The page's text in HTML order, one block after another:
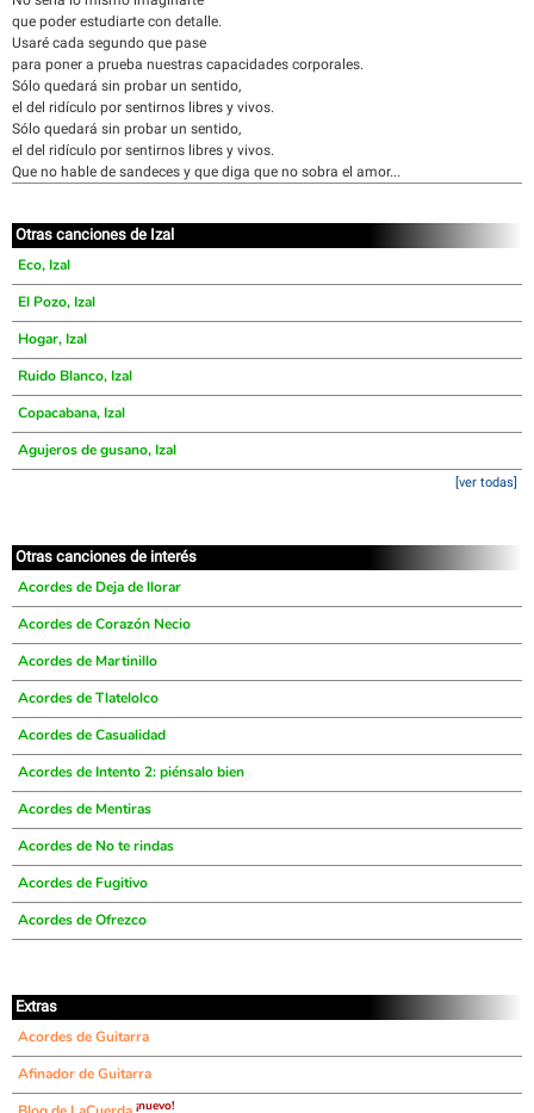
que poder estudiarte con detalle.
Usaré cada segundo que pase
para poner a prueba nuestras capacidades corporales.
Sólo quedará sin probar un sentido,
el del ridículo por sentirnos libres y vivos.
Sólo quedará sin probar un sentido,
el del ridículo por sentirnos libres y vivos.
Que no hable de sandeces y que diga que no sobra el amor...
Otras canciones de Izal
Eco, Izal
El Pozo, Izal
Hogar, Izal
Ruido Blanco, Izal
Copacabana, Izal
Agujeros de gusano, Izal
[ver todas]
Otras canciones de interés
Acordes de Deja de llorar
Acordes de Corazón Necio
Acordes de Martinillo
Acordes de Tlatelolco
Acordes de Casualidad
Acordes de Intento 2: piénsalo bien
Acordes de Mentiras
Acordes de No te rindas
Acordes de Fugitivo
Acordes de Ofrezco
Extras
Acordes de Guitarra
Afinador de Guitarra
¡nuevo!